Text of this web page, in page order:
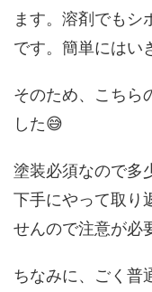
ます。溶剤でもシ
です。簡単にはい
そのため、こちら
した😅
塗装必須なので多
下手にやって取り
せんので注意が必
ちなみに、ごく普